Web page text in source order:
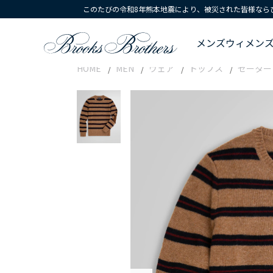
このたびの令和8年熊本地震により、被災された皆様な
メンズウィメン
HOME MEN ウェア トップス セーター